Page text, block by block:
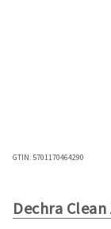
GTIN:5701170464290
Dechra